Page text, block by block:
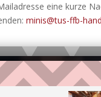
eine kurze
minis@tus-ffb-